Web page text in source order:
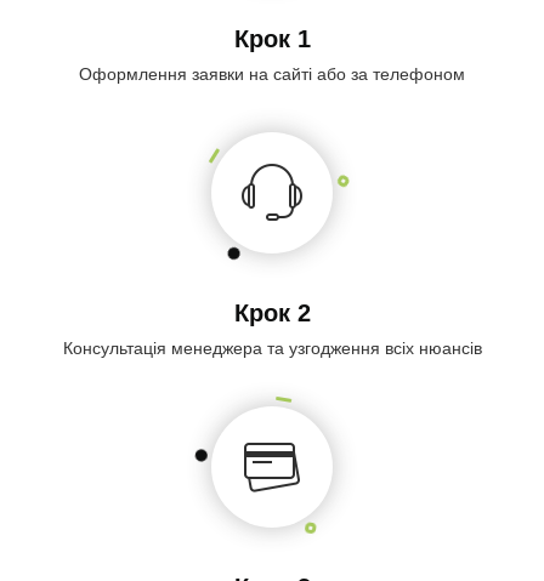
Крок 1
Оформлення заявки на сайті або за телефоном
Крок 2
Консультація менеджера та узгодження всіх нюансів